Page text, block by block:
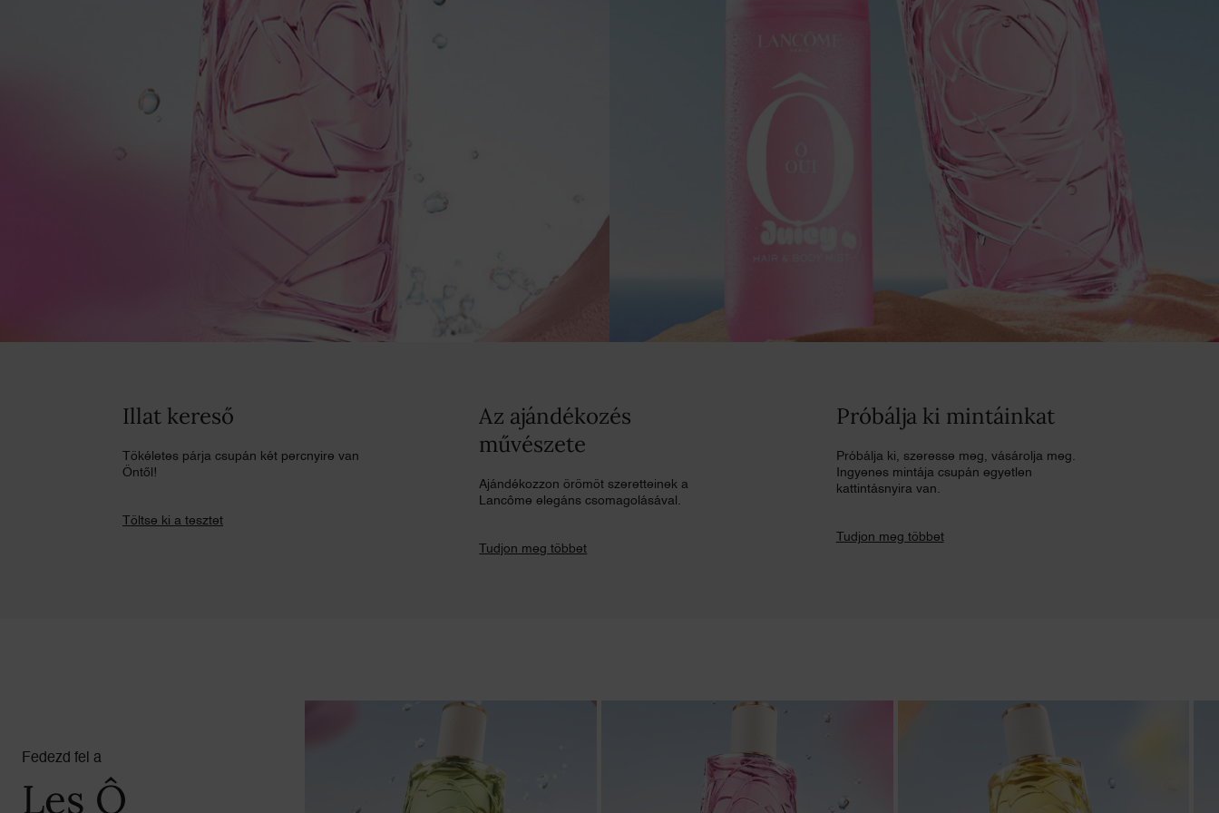
Illat kereső
Tökéletes párja csupán két percnyire van
Öntől!
Töltse ki a tesztet
Az ajándékozés
művészete
Ajándékozzon örömöt szeretteinek a
Lancôme elegáns csomagolásával.
Tudjon meg többet
Próbálja ki mintáinkat
Próbálja ki, szeresse meg, vásárolja meg.
Ingyenes mintája csupán egyetlen
kattintásnyira van.
Tudjon meg többet
Fedezd fel a
Les Ô